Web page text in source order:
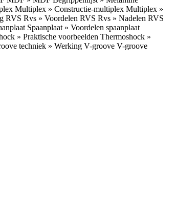
Multiplex » Constructie-multiplex Multiplex »
RVS Rvs » Voordelen RVS Rvs » Nadelen RVS
Spaanplaat » Voordelen spaanplaat
» Praktische voorbeelden Thermoshock »
techniek » Werking V-groove V-groove